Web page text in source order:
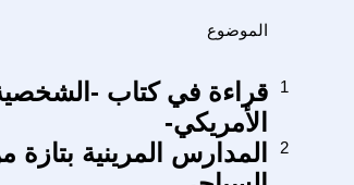
الموضوع
قراءة في كتاب -
الأمريكي-
1
المدارس المرينية بتازة
2